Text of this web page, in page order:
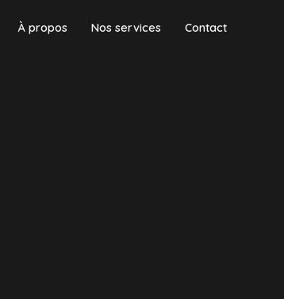
À propos Nos services Contact